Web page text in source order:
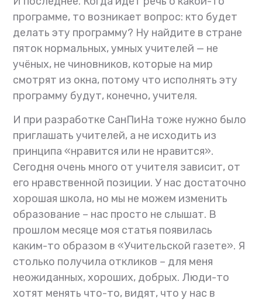
программе, то возникает вопрос: кто будет
делать эту программу? Ну найдите в стране
пяток нормальных, умных учителей — не
учёных, не чиновников, которые на мир
смотрят из окна, потому что исполнять эту
программу будут, конечно, учителя.
И при разработке СанПиНа тоже нужно было
приглашать учителей, а не исходить из
принципа «нравится или не нравится».
Сегодня очень много от учителя зависит, от
его нравственной позиции. У нас достаточно
хорошая школа, но мы не можем изменить
образование – нас просто не слышат. В
прошлом месяце моя статья появилась
каким-то образом в «Учительской газете». Я
столько получила откликов – для меня
неожиданных, хороших, добрых. Люди-то
хотят менять что-то, видят, что у нас в